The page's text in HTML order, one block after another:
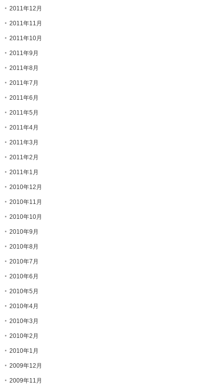
2011年12月
2011年11月
2011年10月
2011年9月
2011年8月
2011年7月
2011年6月
2011年5月
2011年4月
2011年3月
2011年2月
2011年1月
2010年12月
2010年11月
2010年10月
2010年9月
2010年8月
2010年7月
2010年6月
2010年5月
2010年4月
2010年3月
2010年2月
2010年1月
2009年12月
2009年11月